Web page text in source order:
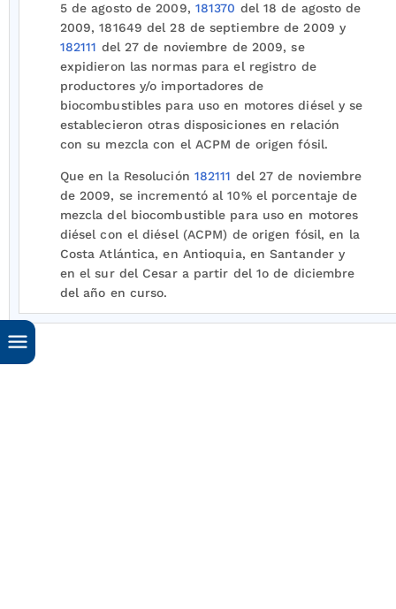
5 de agosto de 2009, 181370 del 18 de agosto de
2009, 181649 del 28 de septiembre de 2009 y
182111 del 27 de noviembre de 2009, se
expidieron las normas para el registro de
productores y/o importadores de
biocombustibles para uso en motores diésel y se
establecieron otras disposiciones en relación
con su mezcla con el ACPM de origen fósil.
Que en la Resolución 182111 del 27 de noviembre
de 2009, se incrementó al 10% el porcentaje de
mezcla del biocombustible para uso en motores
diésel con el diésel (ACPM) de origen fósil, en la
Costa Atlántica, en Antioquia, en Santander y
en el sur del Cesar a partir del 1o de diciembre
del año en curso.
Que dado que la oferta de biocombustible que